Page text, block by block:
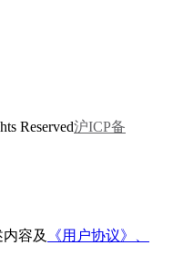
Reserved沪ICP备
容及
《用户协议》、